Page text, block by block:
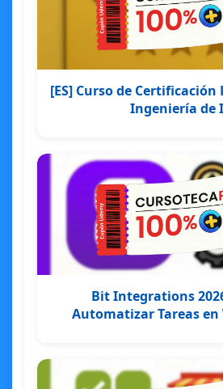
[ES] Curso de
Ingeniería de
Bit Integrations
Automatizar Tareas en